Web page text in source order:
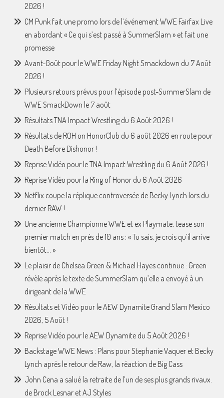
2026 !
CM Punk fait une promo lors de l’événement WWE Fairfax Live
en abordant « Ce qui s’est passé à SummerSlam » et fait une
promesse
Avant-Goût pour le WWE Friday Night Smackdown du 7 Août
2026 !
Plusieurs retours prévus pour l’épisode post-SummerSlam de
WWE SmackDown le 7 août
Résultats TNA Impact Wrestling du 6 Août 2026 !
Résultats de ROH on HonorClub du 6 août 2026 en route pour
Death Before Dishonor !
Reprise Vidéo pour le TNA Impact Wrestling du 6 Août 2026 !
Reprise Vidéo pour la Ring of Honor du 6 Août 2026
Netflix coupe la réplique controversée de Becky Lynch lors du
dernier RAW !
Une ancienne Championne WWE et ex Playmate, tease son
premier match en près de 10 ans : « Tu sais, je crois qu’il arrive
bientôt… »
Le plaisir de Chelsea Green & Michael Hayes continue : Green
révèle après le texte de SummerSlam qu’elle a envoyé à un
dirigeant de la WWE
Résultats et Vidéo pour le AEW Dynamite Grand Slam Mexico
2026, 5 Août !
Reprise Vidéo pour le AEW Dynamite du 5 Août 2026 !
Backstage WWE News : Plans pour Stephanie Vaquer et Becky
Lynch après le retour de Raw, la réaction de Big Cass
John Cena a salué la retraite de l’un de ses plus grands rivaux.
de Brock Lesnar et AJ Styles